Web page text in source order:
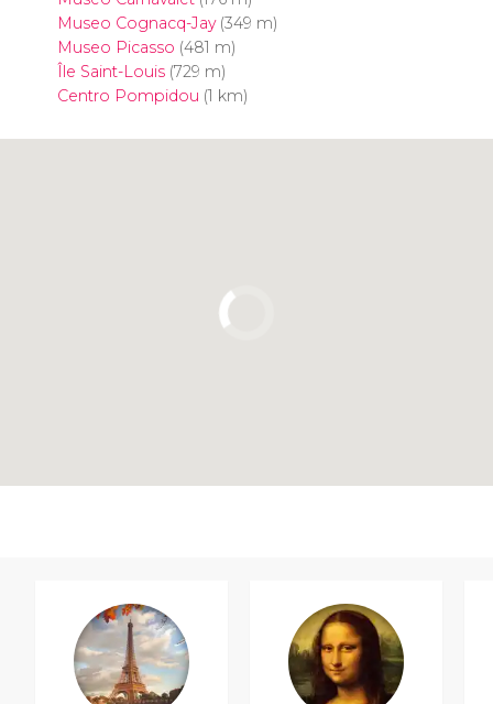
Museo Cognacq-Jay(349 m)
Museo Picasso (481 m)
Île Saint-Louis(729 m)
Centro Pompidou (1 km)